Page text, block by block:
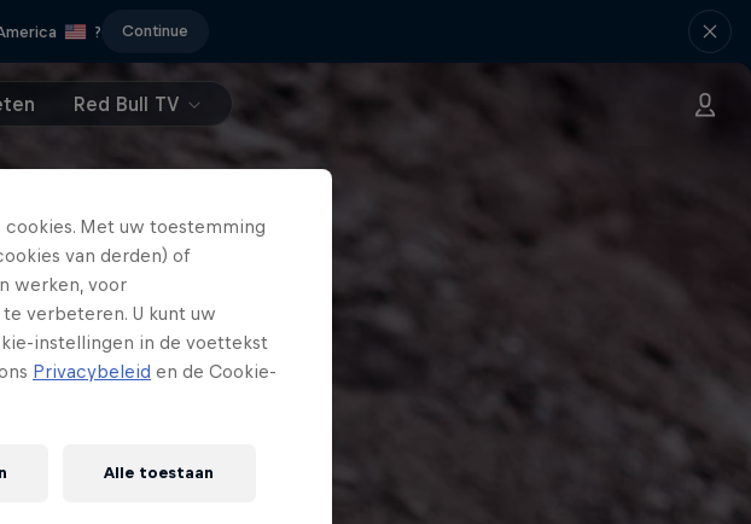
? Continue
Red Bull TV
Met uw toestemming
van derden) of
werken, voor
verbeteren. U kunt uw
instellingen in de voettekst
Privacybeleid en de Cookie-
Alle toestaan